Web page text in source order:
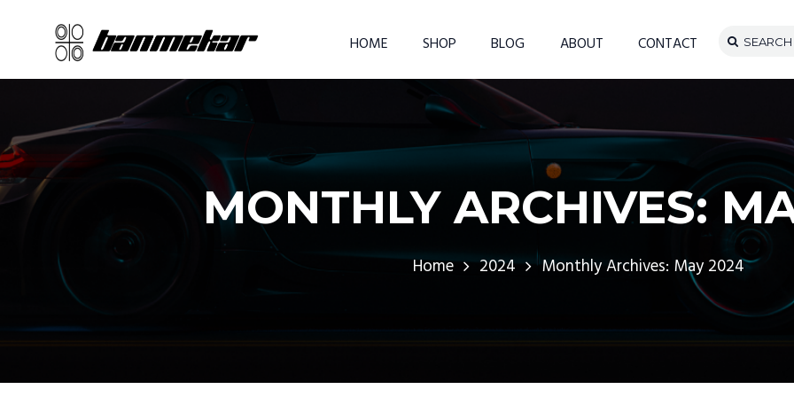
HOME SHOP BLOG ABOUT CONTACT
MONTHLY ARCHIVES:
Home 2024 Monthly Archives: May 2024